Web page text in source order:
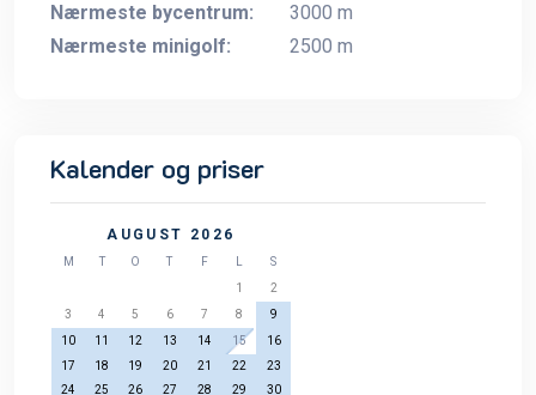
Nærmeste bycentrum:
3000 m
Nærmeste minigolf:
2500 m
Kalender og priser
AUGUST 2026
M O F L
S
1
2
3
4 5 6 7 8
9
10
11 12 13 14 15
16
17
18 19 20 21 22
23
24
25 26 27 28 29
30